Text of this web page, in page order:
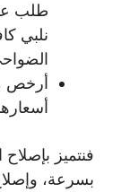
طلب
نلبي
أرخص
فنتميز
بسرعة،